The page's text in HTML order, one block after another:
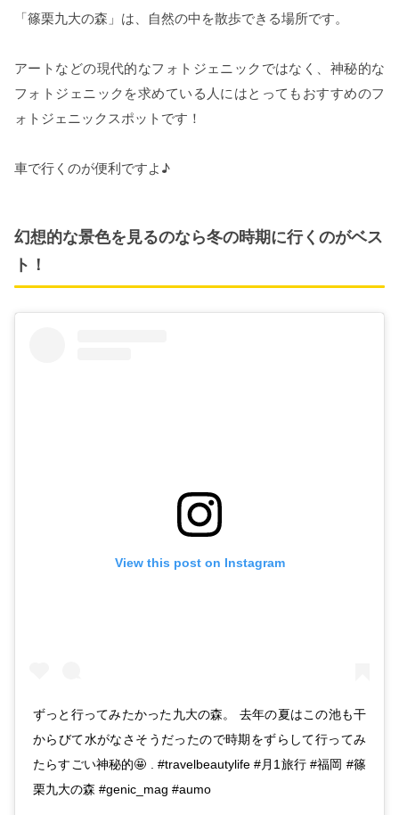
「篠栗九大の森」は、自然の中を散歩できる場所です。
アートなどの現代的なフォトジェニックではなく、神秘的な
フォトジェニックを求めている人にはとってもおすすめのフ
ォトジェニックスポットです！
車で行くのが便利ですよ♪
幻想的な景色を見るのなら冬の時期に行くのがベス
ト！
View this post on Instagram
ずっと行ってみたかった九大の森。 去年の夏はこの池も干
からびて水がなさそうだったので時期をずらして行ってみ
たらすごい神秘的🤩 . #travelbeautylife #月1旅行 #福岡 #篠
栗九大の森 #genic_mag #aumo